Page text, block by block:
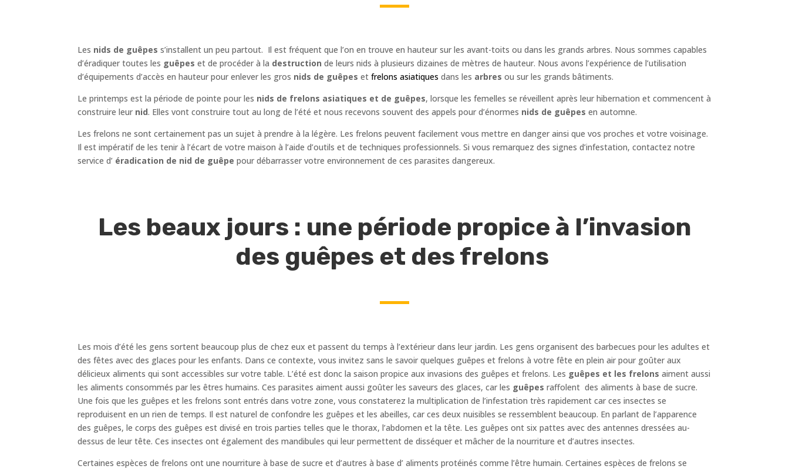
Les nids de guêpes s’installent un peu partout. Il est fréquent que l’on en trouve en hauteur sur les avant-toits ou dans les grands arbres. Nous sommes capables
d’éradiquer toutes les guêpes et de procéder à la destruction de leurs nids à plusieurs dizaines de mètres de hauteur. Nous avons l’expérience de l’utilisation
d’équipements d’accès en hauteur pour enlever les gros nids de guêpes et frelons asiatiques dans les arbres ou sur les grands bâtiments.
Le printemps est la période de pointe pour les nids de frelons asiatiques et de guêpes, lorsque les femelles se réveillent après leur hibernation et commencent à
construire leur nid. Elles vont construire tout au long de l’été et nous recevons souvent des appels pour d’énormes nids de guêpes en automne.
Les frelons ne sont certainement pas un sujet à prendre à la légère. Les frelons peuvent facilement vous mettre en danger ainsi que vos proches et votre voisinage.
Il est impératif de les tenir à l’écart de votre maison à l’aide d’outils et de techniques professionnels. Si vous remarquez des signes d’infestation, contactez notre
service d’ éradication de nid de guêpe pour débarrasser votre environnement de ces parasites dangereux.
Les beaux jours : une période propice à l’invasion
des guêpes et des frelons
Les mois d’été les gens sortent beaucoup plus de chez eux et passent du temps à l’extérieur dans leur jardin. Les gens organisent des barbecues pour les adultes et
des fêtes avec des glaces pour les enfants. Dans ce contexte, vous invitez sans le savoir quelques guêpes et frelons à votre fête en plein air pour goûter aux
délicieux aliments qui sont accessibles sur votre table. L’été est donc la saison propice aux invasions des guêpes et frelons. Les guêpes et les frelons aiment aussi
les aliments consommés par les êtres humains. Ces parasites aiment aussi goûter les saveurs des glaces, car les guêpes raffolent des aliments à base de sucre.
Une fois que les guêpes et les frelons sont entrés dans votre zone, vous constaterez la multiplication de l’infestation très rapidement car ces insectes se
reproduisent en un rien de temps. Il est naturel de confondre les guêpes et les abeilles, car ces deux nuisibles se ressemblent beaucoup. En parlant de l’apparence
des guêpes, le corps des guêpes est divisé en trois parties telles que le thorax, l’abdomen et la tête. Les guêpes ont six pattes avec des antennes dressées au-
dessus de leur tête. Ces insectes ont également des mandibules qui leur permettent de disséquer et mâcher de la nourriture et d’autres insectes.
Certaines espèces de frelons ont une nourriture à base de sucre et d’autres à base d’ aliments protéinés comme l’être humain. Certaines espèces de frelons se